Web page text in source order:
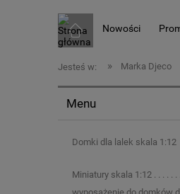
Nowości
Jesteś w: » Marka Djeco
Menu
Domki dla lalek skala 1:12
Miniatury skala 1:12 . . . . . .